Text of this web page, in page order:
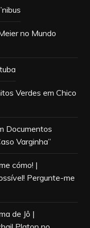
no Mundo
Verdes em Chico
Documentos
Varginha”
cómo! |
Pergunte-me
de Jô |